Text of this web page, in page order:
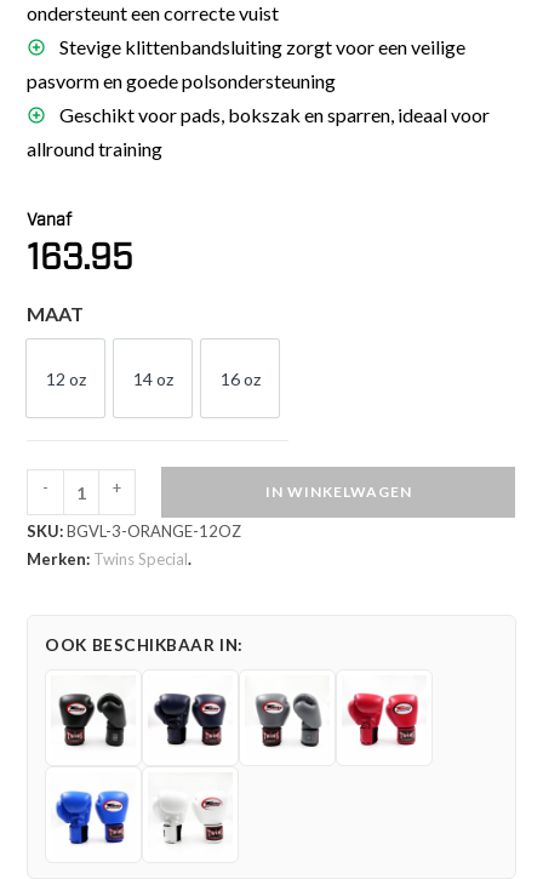
ondersteunt een correcte vuist
Stevige klittenbandsluiting zorgt voor een veilige
pasvorm en goede polsondersteuning
Geschikt voor pads, bokszak en sparren, ideaal voor
allround training
Vanaf
163.95
MAAT
12 oz
12 OZ
14 oz
14 OZ
16 oz
16 OZ
Special
BGVL
(BGVL-
ORANGE)
aantal
- + IN WINKELWAGEN
SKU:BGVL-3-ORANGE-12OZ
Merken: Twins Special.
OOK BESCHIKBAAR IN: